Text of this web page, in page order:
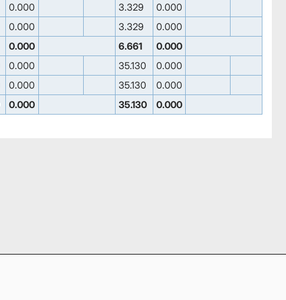
0.000 3.329
0.000
0.000 3.329
0.000
0.000 6.661
0.000
0.000 35.130
0.000
0.000 35.130
0.000
0.000 35.130 0.000